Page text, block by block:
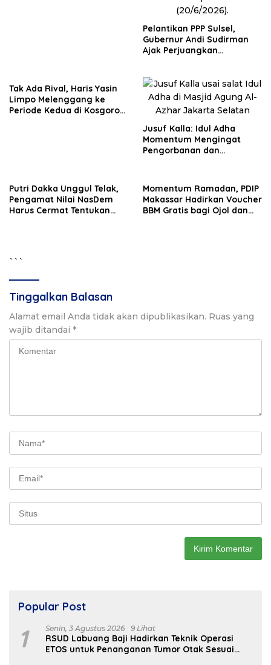
Pelantikan PPP Sulsel,
Gubernur Andi Sudirman
Ajak Perjuangkan
Tak Ada Rival, Haris Yasin
Limpo Melenggang ke
Periode Kedua di Kosgoro
Jusuf Kalla: Idul Adha
Momentum Mengingat
Pengorbanan dan
Putri Dakka Unggul Telak,
Pengamat Nilai NasDem
Harus Cermat Tentukan
Momentum Ramadan, PDIP
Makassar Hadirkan Voucher
BBM Gratis bagi Ojol dan
```
Tinggalkan Balasan
Alamat email Anda tidak akan dipublikasikan. Ruas yang
wajib ditandai *
Popular Post
1 Senin, 3 Agustus 2026 9 Lihat
RSUD Labuang Baji Hadirkan Teknik Operasi
ETOS untuk Penanganan Tumor Otak Sesuai